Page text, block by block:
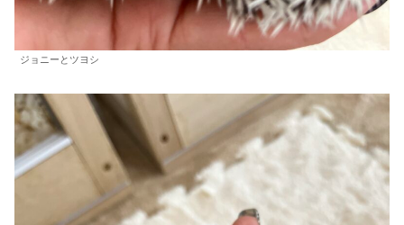
ジョニーとツヨシ